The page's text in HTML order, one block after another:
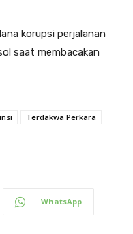
korupsi perjalanan
saat membacakan
Terdakwa Perkara
WhatsApp